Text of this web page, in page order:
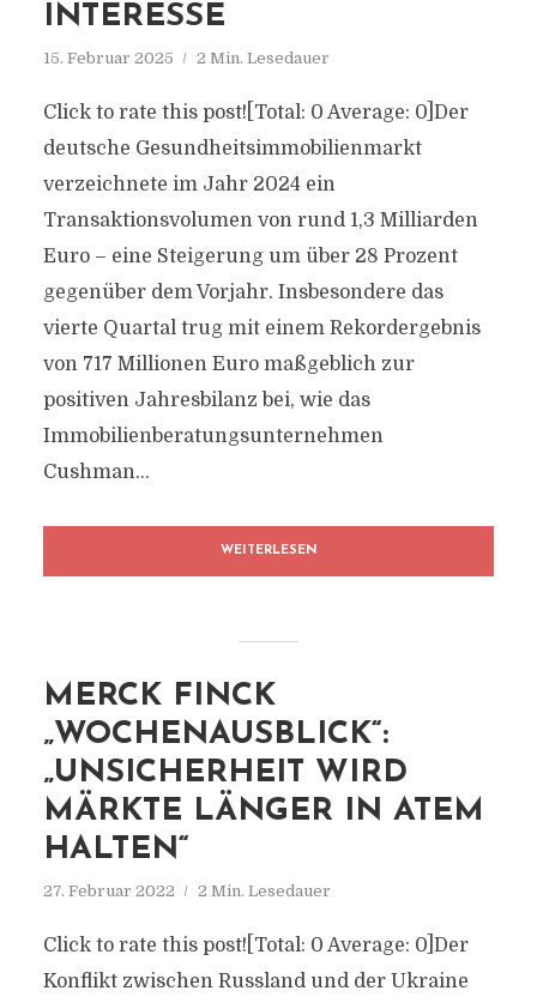
INTERESSE
15. Februar 2025 2 Min. Lesedauer
Click to rate this post![Total: 0 Average: 0]Der
deutsche Gesundheitsimmobilienmarkt
verzeichnete im Jahr 2024 ein
Transaktionsvolumen von rund 1,3 Milliarden
Euro – eine Steigerung um über 28 Prozent
gegenüber dem Vorjahr. Insbesondere das
vierte Quartal trug mit einem Rekordergebnis
von 717 Millionen Euro maßgeblich zur
positiven Jahresbilanz bei, wie das
Immobilienberatungsunternehmen
Cushman...
WEITERLESEN
MERCK FINCK
„WOCHENAUSBLICK“:
„UNSICHERHEIT WIRD
MÄRKTE LÄNGER IN ATEM
HALTEN“
27. Februar 2022 2 Min. Lesedauer
Click to rate this post![Total: 0 Average: 0]Der
Konflikt zwischen Russland und der Ukraine